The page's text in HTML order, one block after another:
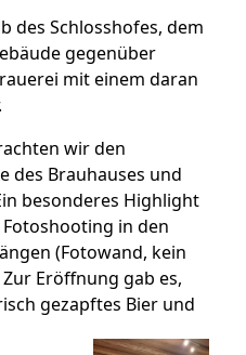
des Schlosshofes, dem
gegenüber
mit einem daran
wir den
des Brauhauses und
besonderes Highlight
in den
(Fotowand, kein
Eröffnung gab es,
gezapftes Bier und